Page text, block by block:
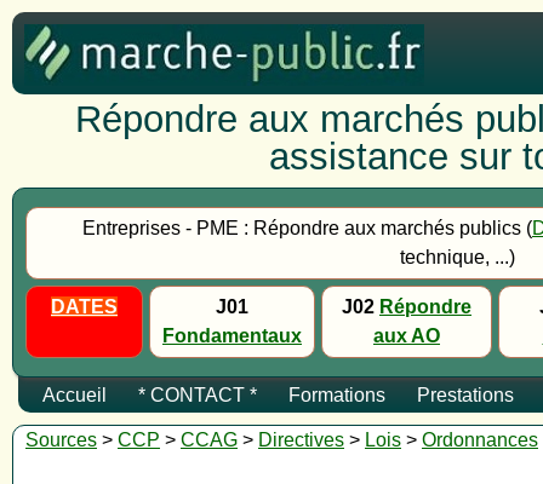
Répondre aux marchés
assistance sur
Entreprises - PME : Répondre aux marchés publics (
technique, ...)
DATES
J01
Fondamentaux
J02 Répondre
aux AO
Accueil * CONTACT * Formations Prestations
Sources > CCP > CCAG > Directives > Lois > Ordonnances